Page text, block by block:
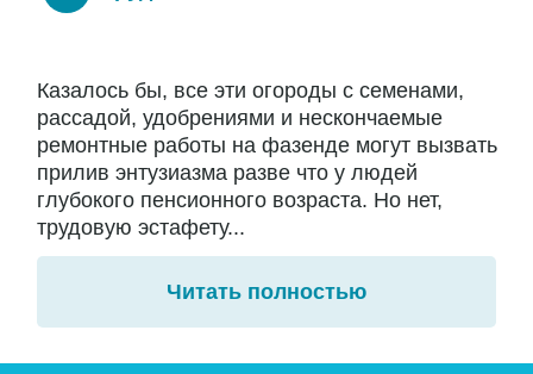
Казалось бы, все эти огороды с семенами,
рассадой, удобрениями и нескончаемые
ремонтные работы на фазенде могут вызвать
прилив энтузиазма разве что у людей
глубокого пенсионного возраста. Но нет,
трудовую эстафету...
Читать полностью